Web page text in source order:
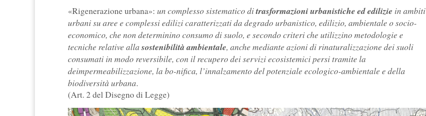
«Rigenerazione urbana»: un complesso sistematico ditrasformazioni urbanistiche ed edilizie in ambiti
urbani su aree e complessi edilizi caratterizzati da degrado urbanistico, edilizio, ambientale o socio-
economico, che non determinino consumo di suolo, e secondo criteri che utilizzino metodologie e
tecniche relative allasostenibilità ambientale, anche mediante azioni di rinaturalizzazione dei suoli
consumati in modo reversibile, con il recupero dei servizi ecosistemici persi tramite la
deimpermeabilizzazione, la bo-nifica, l’innalzamento del potenziale ecologico-ambientale e della
biodiversità urbana.
(Art. 2 del Disegno di Legge)